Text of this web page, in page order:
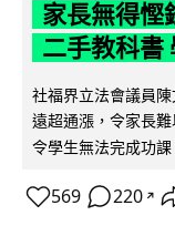
家長無得慳
二手教科書
社福界立法會議員
遠超通漲，令家長
令學生無法完成功
569 220 ↗